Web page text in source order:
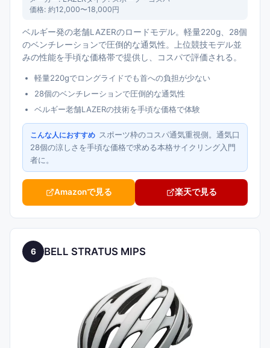
価格: 約12,000〜18,000円
ベルギー発の老舗LAZERのロードモデル。軽量220g、28個
のベンチレーションで圧倒的な通気性。上位競技モデル並
みの性能を手頃な価格帯で提供し、コスパで評価される。
軽量220gでロングライドでも首への負担が少ない
28個のベンチレーションで圧倒的な通気性
ベルギー老舗LAZERの技術を手頃な価格で体験
こんな人におすすめ スポーツ枠のコスパ通気重視側。通気口
28個の涼しさを手頃な価格で求める本格サイクリング入門
者に。
Amazonで見る 楽天で見る
6 BELL STRATUS MIPS